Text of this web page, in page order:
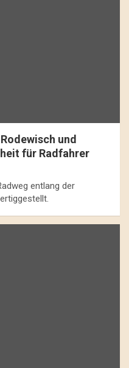
und
für Radfahrer
entlang der